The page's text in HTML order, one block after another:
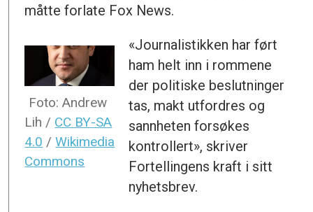
måtte forlate Fox News.
Foto: Andrew
Lih / CC BY-SA
4.0 /Wikimedia
Commons
«Journalistikken har ført
ham helt inn i rommene
der politiske beslutninger
tas, makt utfordres og
sannheten forsøkes
kontrollert», skriver
Fortellingens kraft i sitt
nyhetsbrev.